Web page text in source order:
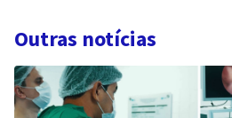
Outras notícias